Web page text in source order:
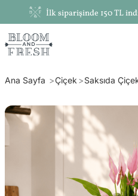
İlk siparişinde 150 TL
Ana Sayfa Çiçek Saksıda